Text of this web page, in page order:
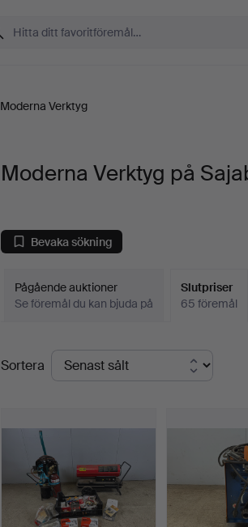
Moderna Verktyg
Moderna Verktyg på
Bevaka sökning
Pågående auktioner
Se föremål du kan bjuda på
Slutpriser
65 föremål
Slutpriser
Sortera